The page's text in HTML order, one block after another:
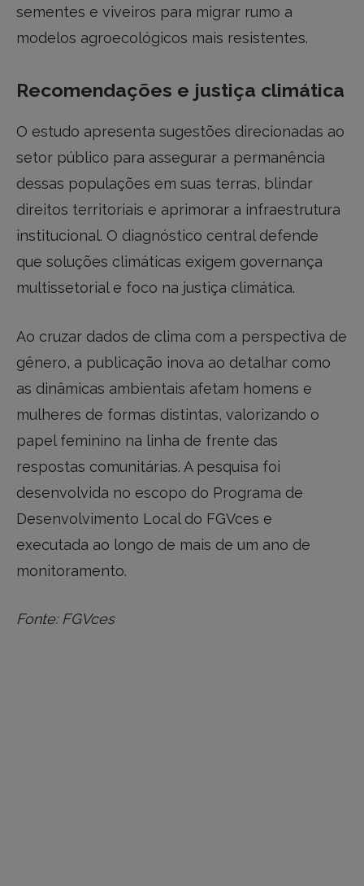
sementes e viveiros para migrar rumo a
modelos agroecológicos mais resistentes.
Recomendações e justiça climática
O estudo apresenta sugestões direcionadas ao
setor público para assegurar a permanência
dessas populações em suas terras, blindar
direitos territoriais e aprimorar a infraestrutura
institucional. O diagnóstico central defende
que soluções climáticas exigem governança
multissetorial e foco na justiça climática.
Ao cruzar dados de clima com a perspectiva de
gênero, a publicação inova ao detalhar como
as dinâmicas ambientais afetam homens e
mulheres de formas distintas, valorizando o
papel feminino na linha de frente das
respostas comunitárias. A pesquisa foi
desenvolvida no escopo do Programa de
Desenvolvimento Local do FGVces e
executada ao longo de mais de um ano de
monitoramento.
Fonte: FGVces